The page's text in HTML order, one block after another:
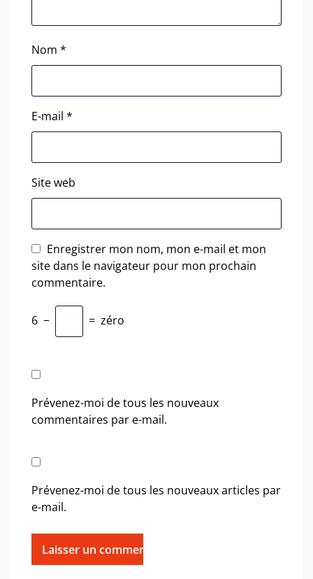
Nom *
E-mail *
Site web
Enregistrer mon nom, mon e-mail et mon
site dans le navigateur pour mon prochain
commentaire.
6 − = zéro
Prévenez-moi de tous les nouveaux
commentaires par e-mail.
Prévenez-moi de tous les nouveaux articles par
e-mail.